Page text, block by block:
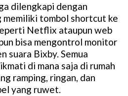
dilengkapi dengan
tombol shortcut ke
Netflix ataupun web
bisa mengontrol monitor
suara Bixby. Semua
di mana saja di rumah
ramping, ringan, dan
yang ruwet.